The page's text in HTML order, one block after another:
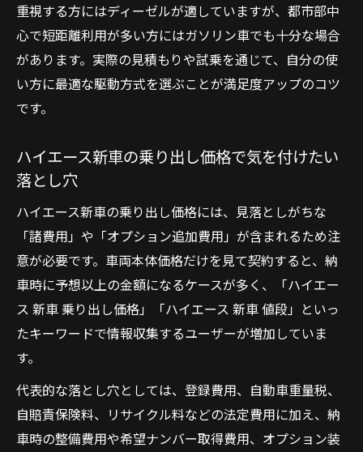
重視する方にはディーゼルが適していますが、都市部中
心で短距離利用が多い方にはガソリン車でも十分な場合
があります。実際の見積もりや試乗を通じて、自分の使
い方に最適な駆動方式を選ぶことが満足度アップのコツ
です。
ハイエース新車の乗り出し価格で気を付けたい
落とし穴
ハイエース新車の乗り出し価格には、見落としがちな
「諸費用」や「オプション追加費用」が含まれるため注
意が必要です。車両本体価格だけを見て契約すると、納
車時に予想以上の金額になるケースが多く、「ハイエー
ス 新車 乗り出し価格」「ハイエース 新車 値段」といっ
たキーワードで情報収集するユーザーが増加していま
す。
代表的な落とし穴としては、登録費用、自動車重量税、
自賠責保険料、リサイクル料などの法定費用に加え、納
車時の整備費用や希望ナンバー取得費用、オプション装